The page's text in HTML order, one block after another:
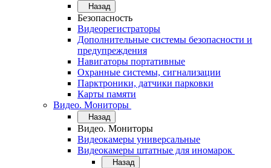
Назад
Безопасность
Видеорегистраторы
Дополнительные системы безопасности и
предупреждения
Навигаторы портативные
Охранные системы, сигнализации
Парктроники, датчики парковки
Карты памяти
Видео. Мониторы
Назад
Видео. Мониторы
Видеокамеры универсальные
Видеокамеры штатные для иномарок
Назад